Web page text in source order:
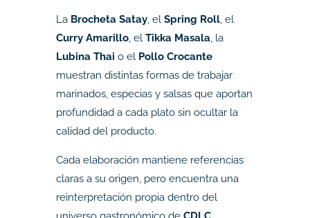
La Brocheta Satay, el Spring Roll, el
Curry Amarillo, el Tikka Masala, la
Lubina Thai o el Pollo Crocante
muestran distintas formas de trabajar
marinados, especias y salsas que aportan
profundidad a cada plato sin ocultar la
calidad del producto.
Cada elaboración mantiene referencias
claras a su origen, pero encuentra una
reinterpretación propia dentro del